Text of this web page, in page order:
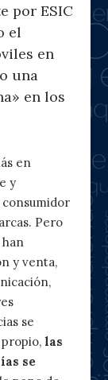
por ESIC
el
en
una
en los
en
y
Pero
y venta,
se
las
se